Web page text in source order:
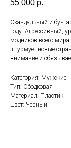
55 000 р.
Скандальный и
году. Агрессивный,
модников всего
штурмует новые
внимание и
Категория: Мужские
Тип: Ободковая
Материал: Пластик
Цвет: Черный